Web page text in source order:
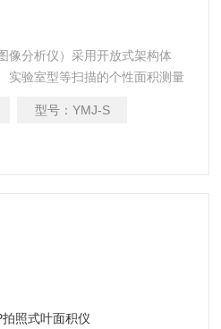
像分析仪）采用开放式架构体
实验室型等扫描的个性面积测量
计算叶片面积及其相关参数，广
态学、植物病理学、农学、园艺
型号： YMJ-S